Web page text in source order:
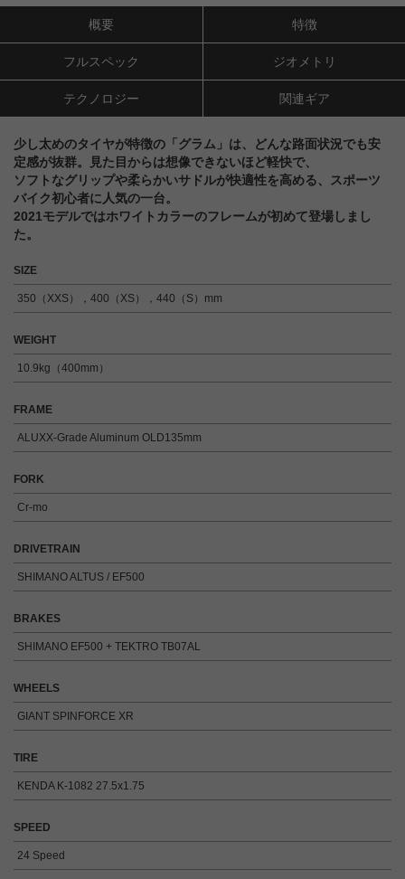
概要 特徴
フルスペック ジオメトリ
テクノロジー 関連ギア
少し太めのタイヤが特徴の「グラム」は、どんな路面状況でも安
定感が抜群。見た目からは想像できないほど軽快で、
ソフトなグリップや柔らかいサドルが快適性を高める、スポーツ
バイク初心者に人気の一台。
2021モデルではホワイトカラーのフレームが初めて登場しまし
た。
SIZE
350（XXS），400（XS），440（S）mm
WEIGHT
10.9kg（400mm）
FRAME
ALUXX-Grade Aluminum OLD135mm
FORK
Cr-mo
DRIVETRAIN
SHIMANO ALTUS / EF500
BRAKES
SHIMANO EF500 + TEKTRO TB07AL
WHEELS
GIANT SPINFORCE XR
TIRE
KENDA K-1082 27.5x1.75
SPEED
24 Speed